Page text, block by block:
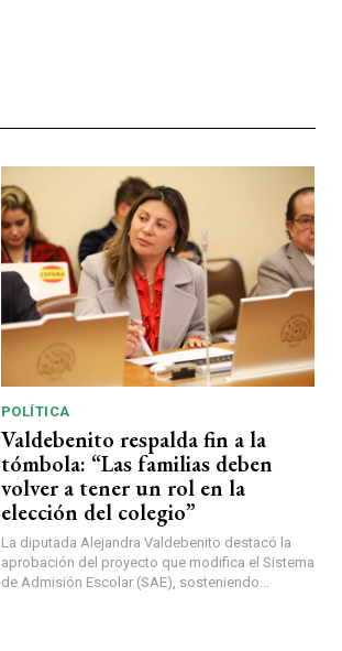
POLÍTICA
Valdebenito respalda fin a la
tómbola: “Las familias deben
volver a tener un rol en la
elección del colegio”
La diputada Alejandra Valdebenito destacó la
aprobación del proyecto que modifica el Sistema
de Admisión Escolar (SAE), sosteniendo...